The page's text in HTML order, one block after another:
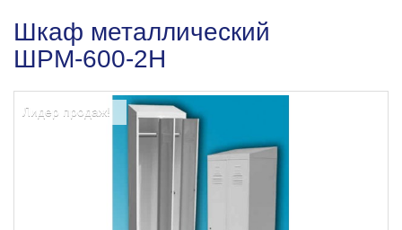
Шкаф металлический
ШРМ-600-2Н
Лидер продаж!